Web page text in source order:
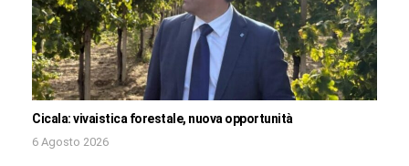
Cicala: vivaistica forestale, nuova opportunità
6 Agosto 2026